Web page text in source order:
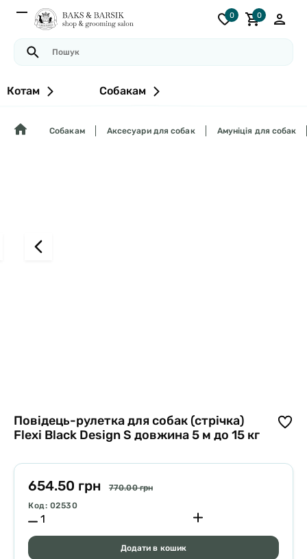
0 0
Котам Собакам
Собакам Аксесуари для собак Амуніція для собак
Повідець-рулетка для собак (стрічка)
Flexi Black Design S довжина 5 м до 15 кг
654.50 грн
770.00 грн
Код: 02530
Додати в кошик